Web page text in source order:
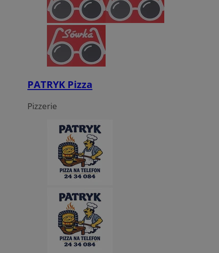
PATRYK Pizza
Pizzerie